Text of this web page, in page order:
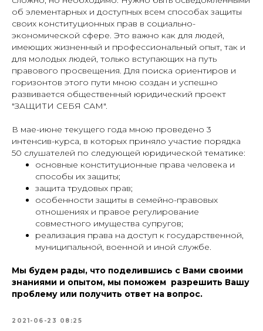
об элементарных и доступных всем способах защиты
своих конституционных прав в социально-
экономической сфере. Это важно как для людей,
имеющих жизненный и профессиональный опыт, так и
для молодых людей, только вступающих на путь
правового просвещения. Для поиска ориентиров и
горизонтов этого пути мною создан и успешно
развивается общественный юридический проект
"ЗАЩИТИ СЕБЯ САМ".
В мае-июне текущего года мною проведено 3
интенсив-курса, в которых приняло участие порядка
50 слушателей по следующей юридической тематике:
основные конституционные права человека и
способы их защиты;
защита трудовых прав;
особенности защиты в семейно-правовых
отношениях и правое регулирование
совместного имущества супругов;
реализация права на доступ к государственной,
муниципальной, военной и иной службе.
Мы будем рады, что поделившись с Вами своими
знаниями и опытом, мы поможем разрешить Вашу
проблему или получить ответ на вопрос.
2021-06-23 08:25